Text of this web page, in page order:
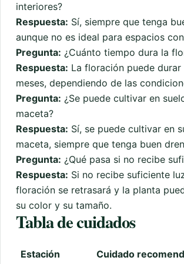
interiores?
Respuesta: Sí, siempre que tenga
aunque no es ideal para espacios
Pregunta: ¿Cuánto tiempo dura la
Respuesta: La floración puede durar
meses, dependiendo de las
Pregunta: ¿Se puede cultivar en
maceta?
Respuesta: Sí, se puede cultivar en
maceta, siempre que tenga buen
Pregunta: ¿Qué pasa si no recibe
Respuesta: Si no recibe suficiente
floración se retrasará y la planta
su color y su tamaño.
Tabla de cuidados
Estación Cuidado